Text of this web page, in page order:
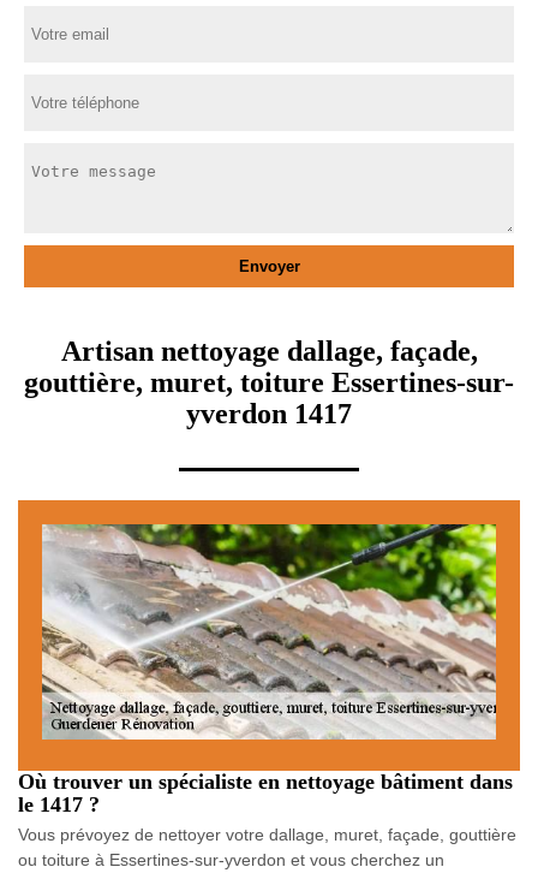
Artisan nettoyage dallage, façade,
gouttière, muret, toiture Essertines-sur-
yverdon 1417
Où trouver un spécialiste en nettoyage bâtiment dans
le 1417 ?
Vous prévoyez de nettoyer votre dallage, muret, façade, gouttière
ou toiture à Essertines-sur-yverdon et vous cherchez un